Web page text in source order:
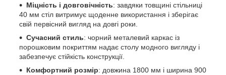
Міцність і довговічність: завдяки товщині стільниці
40 мм стіл витримує щоденне використання і зберігає
свій первісний вигляд на довгі роки.
Сучасний стиль: чорний металевий каркас із
порошковим покриттям надає столу модного вигляду і
забезпечує стійкість конструкції.
Комфортний розмір: довжина 1800 мм і ширина 900